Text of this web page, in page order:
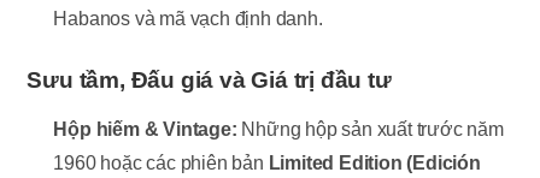
Habanos và mã vạch định danh.
Sưu tầm, Đấu giá và Giá trị đầu tư
Hộp hiếm & Vintage: Những hộp sản xuất trước năm
1960 hoặc các phiên bản Limited Edition (Edición